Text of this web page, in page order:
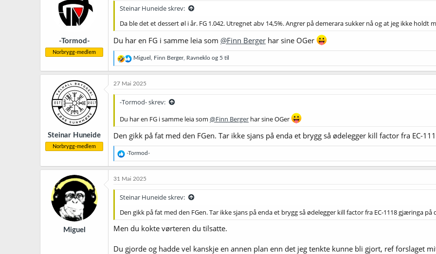
-Tormod-
Norbrygg-medlem
Steinar Huneide skrev:
Da ble det et dessert øl i år. FG 1.042. Utregnet abv 14,5%. Angrer på demerara sukker nå og at jeg ikke
Du har en FG i samme leia som @Finn Berger har sine OGer
R
e
a
k
j
o
e
:
Miguel Finn Berger, Ravneklo og 5 til
Steinar Huneide
Norbrygg-medlem
27 Mai 2025
-Tormod- skrev:
Du har en FG i samme leia som @Finn Berger har sine OGer
Den gikk på fat med den FGen. Tar ikke sjans på enda et brygg så ødelegger kill factor fra EC-
R
e
a
k
j
o
e
:
-Tormod-
Miguel
31 Mai 2025
Steinar Huneide skrev:
Den gikk på fat med den FGen. Tar ikke sjans på enda et brygg så ødelegger kill factor fra EC-1118 gjæringa på
Men du kokte vørteren du tilsatte.
Du gjorde og hadde vel kanskje en annen plan enn det jeg tenkte kunne bli gjort, ref forslaget